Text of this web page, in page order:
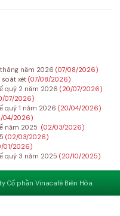
năm 2026 (07/08/2026)
xét (07/08/2026)
quý 2 năm 2026 (20/07/2026)
07/2026)
quý 1 năm 2026 (20/04/2026)
04/2026)
năm 2025 (02/03/2026)
(02/03/2026)
01/2026)
quý 3 năm 2025 (20/10/2025)
Cổ phần Vinacafé Biên Hòa.